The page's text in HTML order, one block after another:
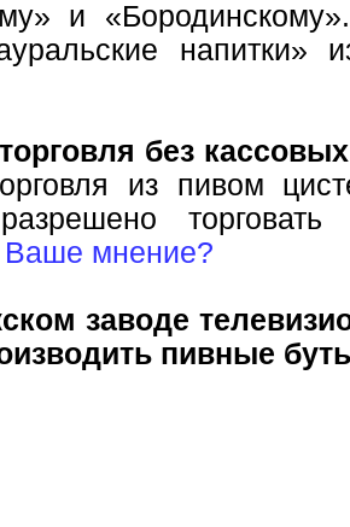
и
без
из пивом
Ваше мнение?
заводе
пивные